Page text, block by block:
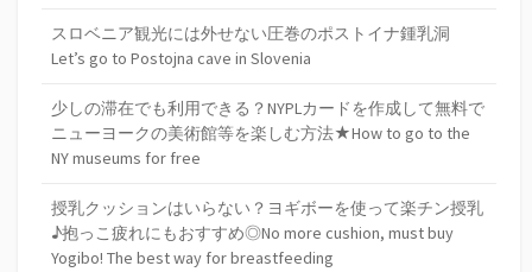
スロベニア観光には外せない圧巻のポストイナ鍾乳洞
Let’s go to Postojna cave in Slovenia
少しの滞在でも利用できる？NYPLカードを作成して無料で
ニューヨークの美術館等を楽しむ方法★How to go to the
NY museums for free
授乳クッションはいらない？ヨギボーを使って楽チン授乳
♪抱っこ疲れにもおすすめ◎No more cushion, must buy
Yogibo! The best way for breastfeeding